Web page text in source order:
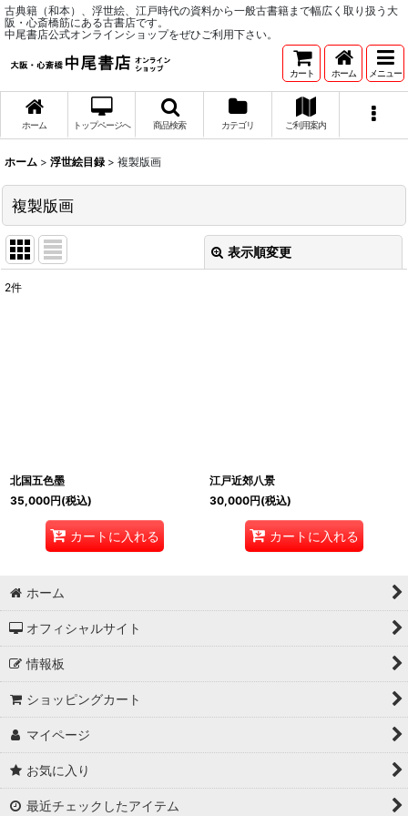
古典籍（和本）、浮世絵、江戸時代の資料から一般古書籍まで幅広く取り扱う大
阪・心斎橋筋にある古書店です。
中尾書店公式オンラインショップをぜひご利用下さい。
カート ホーム メニュー
ホーム トップページへ 商品検索 カテゴリ ご利用案内
ホーム > 浮世絵目録 > 複製版画
複製版画
表示順変更
2件
北国五色墨
35,000円(税込)
カートに入れる
江戸近郊八景
30,000円(税込)
カートに入れる
ホーム
オフィシャルサイト
情報板
ショッピングカート
マイページ
お気に入り
最近チェックしたアイテム